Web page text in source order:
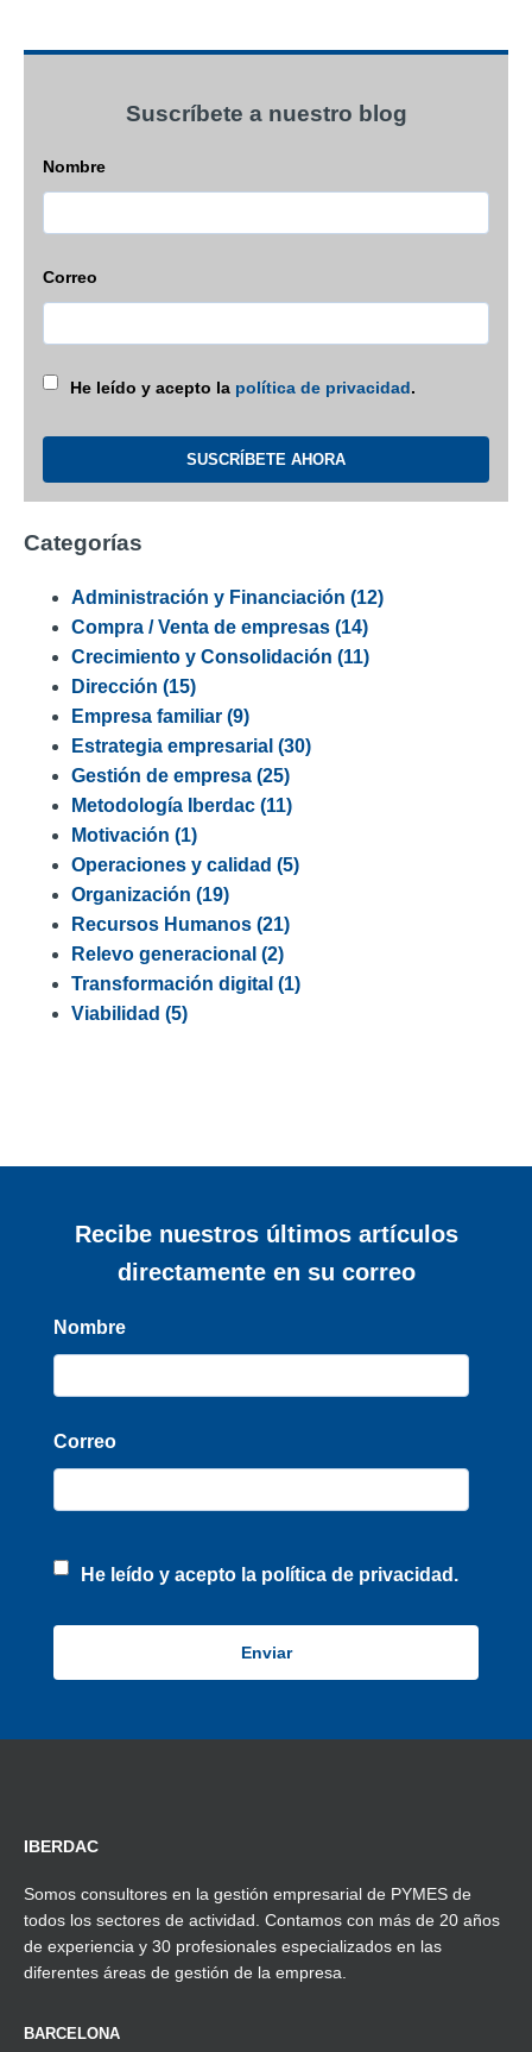
Suscríbete a nuestro blog
Nombre
Correo
He leído y acepto la política de privacidad.
Categorías
Administración y Financiación (12)
Compra / Venta de empresas (14)
Crecimiento y Consolidación (11)
Dirección (15)
Empresa familiar (9)
Estrategia empresarial (30)
Gestión de empresa (25)
Metodología Iberdac (11)
Motivación (1)
Operaciones y calidad (5)
Organización (19)
Recursos Humanos (21)
Relevo generacional (2)
Transformación digital (1)
Viabilidad (5)
Recibe nuestros últimos artículos
directamente en su correo
Nombre
Correo
He leído y acepto la política de privacidad.
IBERDAC
Somos consultores en la gestión empresarial de PYMES de
todos los sectores de actividad. Contamos con más de 20 años
de experiencia y 30 profesionales especializados en las
diferentes áreas de gestión de la empresa.
BARCELONA